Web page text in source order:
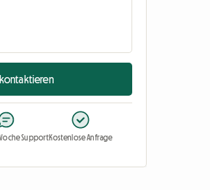
SupportKostenlose Anfrage